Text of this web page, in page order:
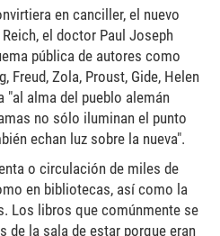
en canciller, el nuevo
el doctor Paul Joseph
pública de autores como
Freud, Zola, Proust, Gide, Helen
"al alma del pueblo alemán
no sólo iluminan el punto
echan luz sobre la nueva".
o circulación de miles de
en bibliotecas, así como la
Los libros que comúnmente se
de la sala de estar porque eran